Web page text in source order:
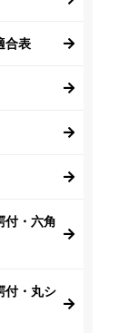
合表
・六角
・丸シ